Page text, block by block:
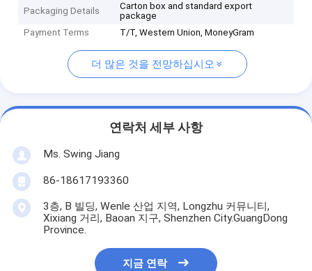
Packaging Details
Carton box and standard export
package
Payment Terms
T/T, Western Union, MoneyGram
더 많은 것을 전망하십시오
연락처 세부 사항
Ms. Swing Jiang
86-18617193360
3층, B 빌딩, Wenle 산업 지역, Longzhu 커뮤니티,
Xixiang 거리, Baoan 지구, Shenzhen City.GuangDong
Province.
지금 연락